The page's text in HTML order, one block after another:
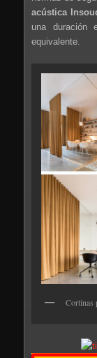
acústica
una duración
equivalente.
Cortinas